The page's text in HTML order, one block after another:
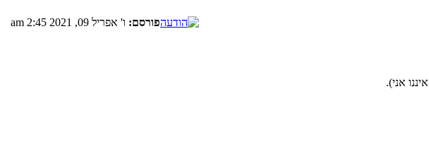
פורסם: ו' אפריל 09, 2021 2:45 am